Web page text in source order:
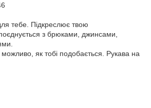
тебе. Підкреслює твою
з брюками, джинсами,
як тобі подобається. Рукава на